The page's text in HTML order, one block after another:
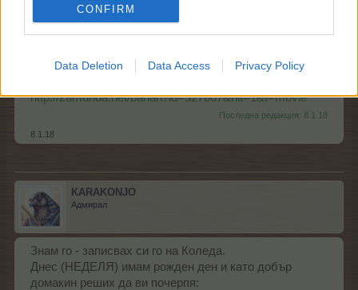
CONFIRM
Data Deletion Data Access Privacy Policy
филми на 2017 - дублиран на български език.... онази
въобще целия филм е точно като за теб. Горещо ти
http://zamunda.net/banan?id=527867&hit=1&t=movie
Последна редакция: 8.1.18
8.1.18
KARAKONJO
Адмирал
Знам го - записвах си го на Коледа.
Днес (НЕДЕЛЯ) имам рожден ден и като добър
домакин реших да ви почерпя: